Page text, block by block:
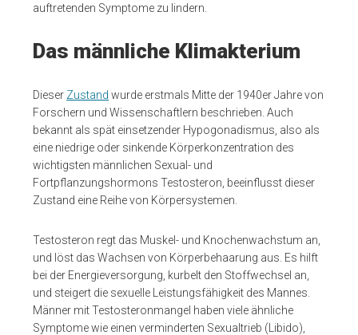
auftretenden Symptome zu lindern.
Das männliche Klimakterium
Dieser Zustand wurde erstmals Mitte der 1940er Jahre von
Forschern und Wissenschaftlern beschrieben. Auch
bekannt als spät einsetzender Hypogonadismus, also als
eine niedrige oder sinkende Körperkonzentration des
wichtigsten männlichen Sexual- und
Fortpflanzungshormons Testosteron, beeinflusst dieser
Zustand eine Reihe von Körpersystemen.
Testosteron regt das Muskel- und Knochenwachstum an,
und löst das Wachsen von Körperbehaarung aus. Es hilft
bei der Energieversorgung, kurbelt den Stoffwechsel an,
und steigert die sexuelle Leistungsfähigkeit des Mannes.
Männer mit Testosteronmangel haben viele ähnliche
Symptome wie einen verminderten Sexualtrieb (Libido),